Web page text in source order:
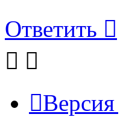
Ответить
Версия